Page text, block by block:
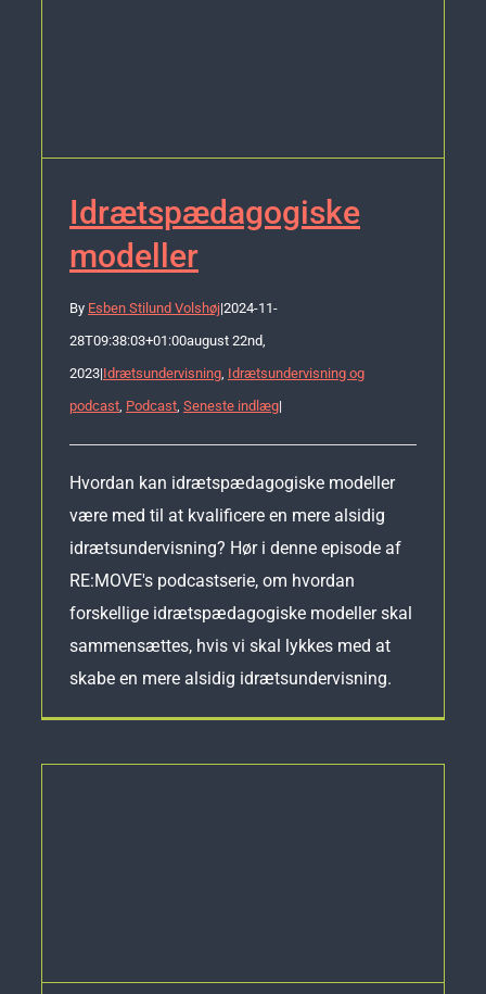
Idrætspædagogiske
modeller
By Esben Stilund Volshøj|2024-11-
28T09:38:03+01:00august 22nd,
2023|Idrætsundervisning, Idrætsundervisning og
podcast, Podcast, Seneste indlæg|
Hvordan kan idrætspædagogiske modeller
være med til at kvalificere en mere alsidig
idrætsundervisning? Hør i denne episode af
RE:MOVE's podcastserie, om hvordan
forskellige idrætspædagogiske modeller skal
sammensættes, hvis vi skal lykkes med at
skabe en mere alsidig idrætsundervisning.